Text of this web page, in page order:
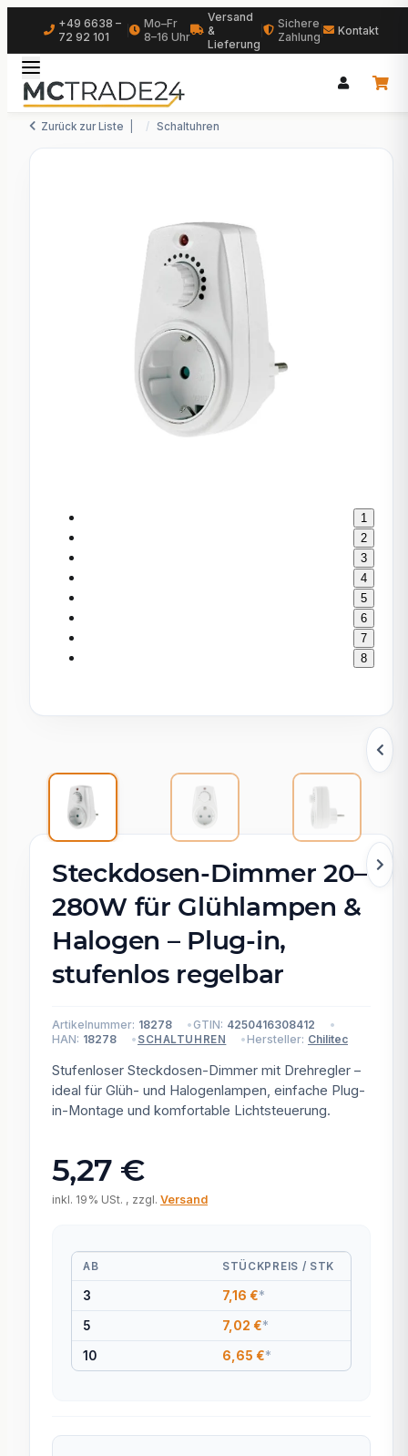
+49 6638 –
72 92 101
Mo–Fr
8–16 Uhr
Versand
&
Lieferung
Sichere
Zahlung
Kontakt
Zurück zur Liste Schaltuhren
1
2
3
4
5
6
7
8
Steckdosen-Dimmer 20–
280W für Glühlampen &
Halogen – Plug-in,
stufenlos regelbar
Artikelnummer: 18278 GTIN: 4250416308412
HAN: 18278 SCHALTUHREN Hersteller: Chilitec
Stufenloser Steckdosen-Dimmer mit Drehregler –
ideal für Glüh- und Halogenlampen, einfache Plug-
in-Montage und komfortable Lichtsteuerung.
5,27 €
inkl. 19% USt. , zzgl. Versand
AB STÜCKPREIS / STK
3 7,16 €*
5 7,02 €*
10 6,65 €*